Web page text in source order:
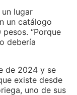
lugar
un catálogo
“Porque
debería
de 2024 y se
existe desde
uno de sus